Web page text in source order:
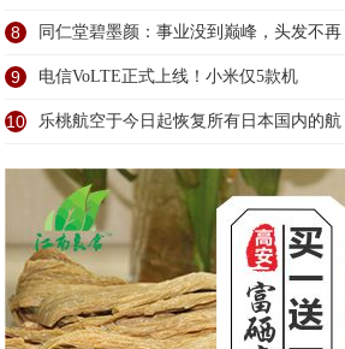
8 同仁堂碧墨颜：事业没到巅峰，头发不再
9 电信VoLTE正式上线！小米仅5款机
10 乐桃航空于今日起恢复所有日本国内的航